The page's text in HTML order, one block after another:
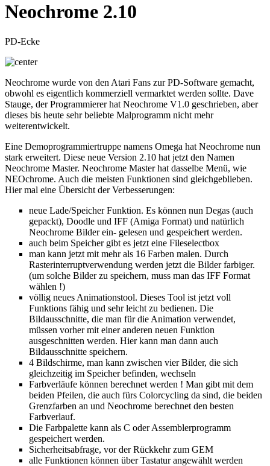
Neochrome 2.10
PD-Ecke
Neochrome wurde von den Atari Fans zur PD-Software gemacht,
obwohl es eigentlich kommerziell vermarktet werden sollte. Dave
Stauge, der Programmierer hat Neochrome V1.0 geschrieben, aber
dieses bis heute sehr beliebte Malprogramm nicht mehr
weiterentwickelt.
Eine Demoprogrammiertruppe namens Omega hat Neochrome nun
stark erweitert. Diese neue Version 2.10 hat jetzt den Namen
Neochrome Master. Neochrome Master hat dasselbe Menü, wie
NEOchrome. Auch die meisten Funktionen sind gleichgeblieben.
Hier mal eine Übersicht der Verbesserungen:
neue Lade/Speicher Funktion. Es können nun Degas (auch
gepackt), Doodle und IFF (Amiga Format) und natürlich
Neochrome Bilder ein- gelesen und gespeichert werden.
auch beim Speicher gibt es jetzt eine Fileselectbox
man kann jetzt mit mehr als 16 Farben malen. Durch
Rasterinterruptverwendung werden jetzt die Bilder farbiger.
(um solche Bilder zu speichern, muss man das IFF Format
wählen !)
völlig neues Animationstool. Dieses Tool ist jetzt voll
Funktions fähig und sehr leicht zu bedienen. Die
Bildausschnitte, die man für die Animation verwendet,
müssen vorher mit einer anderen neuen Funktion
ausgeschnitten werden. Hier kann man dann auch
Bildausschnitte speichern.
4 Bildschirme, man kann zwischen vier Bilder, die sich
gleichzeitig im Speicher befinden, wechseln
Farbverläufe können berechnet werden ! Man gibt mit dem
beiden Pfeilen, die auch fürs Colorcycling da sind, die beiden
Grenzfarben an und Neochrome berechnet den besten
Farbverlauf.
Die Farbpalette kann als C oder Assemblerprogramm
gespeichert werden.
Sicherheitsabfrage, vor der Rückkehr zum GEM
alle Funktionen können über Tastatur angewählt werden